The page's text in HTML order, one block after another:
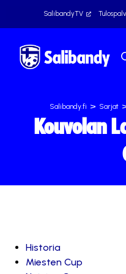
SalibandyTV
Salibandy.fi > Sarjat
Kouvolan
Historia
Miesten Cup